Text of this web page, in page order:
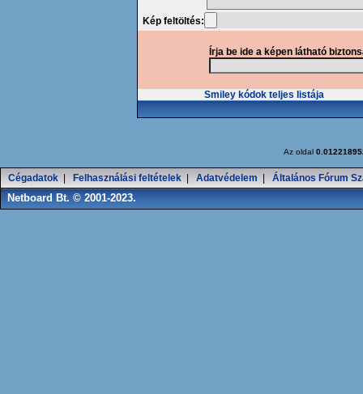
Kép feltöltés:
Írja be ide a képen látható
Smiley kódok teljes listája
Az oldal
Cégadatok Felhasználási feltételek Adatvédelem Általános Fórum
Netboard Bt. © 2001-2023.